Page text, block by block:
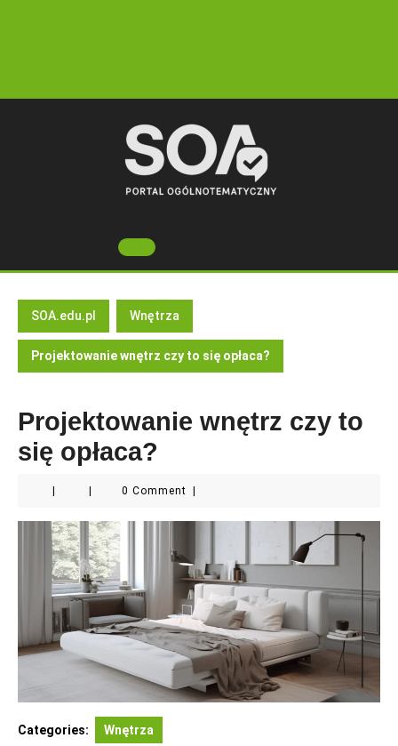
Open
Button
SOA.edu.pl Wnętrza
Projektowanie wnętrz czy to się opłaca?
Projektowanie wnętrz czy to
się opłaca?
0 Comment
Categories: Wnętrza